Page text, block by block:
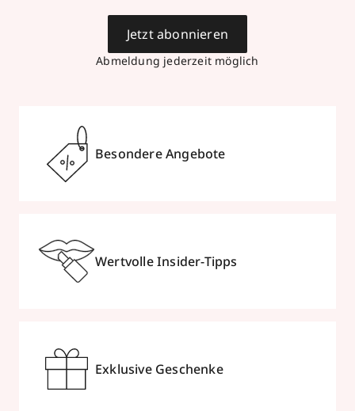
Abmeldung jederzeit möglich
Jetzt abonnieren
Besondere Angebote
Wertvolle Insider-Tipps
Exklusive Geschenke